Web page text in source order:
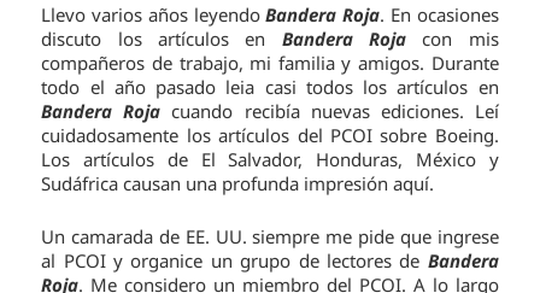
Llevo varios años leyendoBandera Roja. En ocasiones
discuto los artículos en Bandera Rojacon mis
compañeros de trabajo, mi familia y amigos. Durante
todo el año pasado leia casi todos los artículos en
Bandera Roja cuando recibía nuevas ediciones. Leí
cuidadosamente los artículos del PCOI sobre Boeing.
Los artículos de El Salvador, Honduras, México y
Sudáfrica causan una profunda impresión aquí.
Un camarada de EE. UU. siempre me pide que ingrese
al PCOI y organice un grupo de lectores de Bandera
Roja. Me considero un miembro del PCOI. A lo largo